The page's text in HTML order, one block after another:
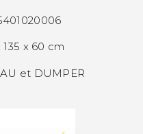
x 60 cm
et DUMPER